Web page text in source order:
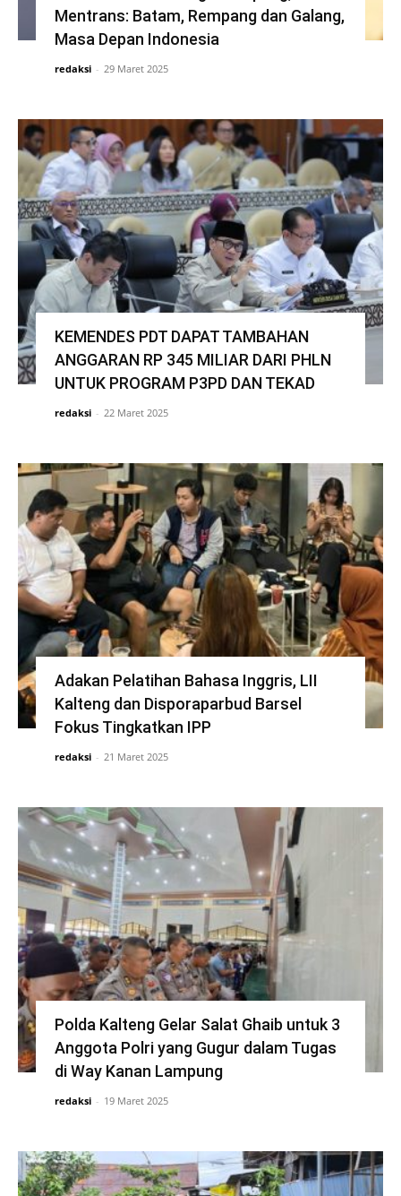
Mentrans: Batam, Rempang dan Galang,
Masa Depan Indonesia
redaksi - 29 Maret 2025
KEMENDES PDT DAPAT TAMBAHAN
ANGGARAN RP 345 MILIAR DARI PHLN
UNTUK PROGRAM P3PD DAN TEKAD
redaksi - 22 Maret 2025
Adakan Pelatihan Bahasa Inggris, LII
Kalteng dan Disporaparbud Barsel
Fokus Tingkatkan IPP
redaksi - 21 Maret 2025
Polda Kalteng Gelar Salat Ghaib untuk 3
Anggota Polri yang Gugur dalam Tugas
di Way Kanan Lampung
redaksi - 19 Maret 2025